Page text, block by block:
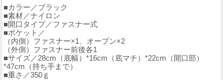
■カラー／ブラック
■素材／ナイロン
■開口タイプ／ファスナー式
■ポケット／
（内側）ファスナー×1、オープン×2
（外側）ファスナー前後各1
■サイズ／28cm（底幅）*16cm（底マチ）*22cm（開口部）
*47cm（持ち手まで）
■重さ／350ｇ